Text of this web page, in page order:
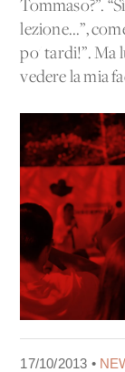
Tommaso?”.
lezione...”,
po' tardi!”. Ma
vedere la mia
17/10/2013 •